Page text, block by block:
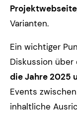
Projektwebseite
Varianten.
Ein wichtiger
Diskussion über
die Jahre 2025
Events
inhaltliche